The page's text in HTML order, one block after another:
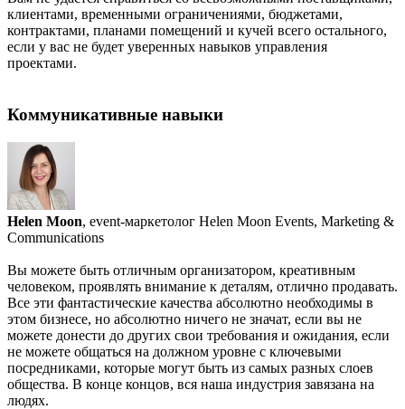
клиентами, временными ограничениями, бюджетами,
контрактами, планами помещений и кучей всего остального,
если у вас не будет уверенных навыков управления
проектами.
Коммуникативные навыки
Helen Moon, event-маркетолог Helen Moon Events, Marketing &
Communications
Вы можете быть отличным организатором, креативным
человеком, проявлять внимание к деталям, отлично продавать.
Все эти фантастические качества абсолютно необходимы в
этом бизнесе, но абсолютно ничего не значат, если вы не
можете донести до других свои требования и ожидания, если
не можете общаться на должном уровне с ключевыми
посредниками, которые могут быть из самых разных слоев
общества. В конце концов, вся наша индустрия завязана на
людях.